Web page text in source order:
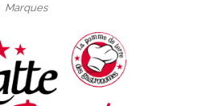
Marques